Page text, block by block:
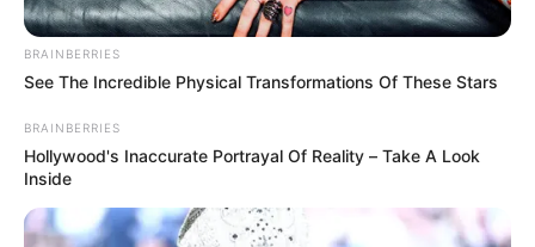
BRAINBERRIES
See The Incredible Physical Transformations Of These Stars
BRAINBERRIES
Hollywood's Inaccurate Portrayal Of Reality – Take A Look
Inside